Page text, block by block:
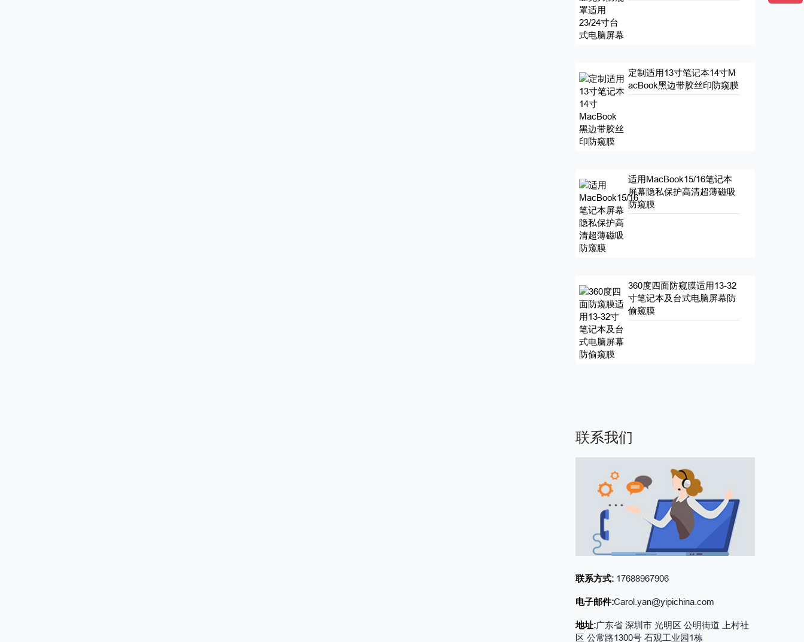
定制适用13寸笔记本14寸M
acBook黑边带胶丝印防窥膜
适用MacBook15/16笔记本
屏幕隐私保护高清超薄磁吸
防窥膜
360度四面防窥膜适用13-32
寸笔记本及台式电脑屏幕防
偷窥膜
联系我们
联系方式: 17688967906
电子邮件:Carol.yan@yipichina.com
地址:广东省 深圳市 光明区 公明街道 上村社
区 公常路1300号 石观工业园1栋